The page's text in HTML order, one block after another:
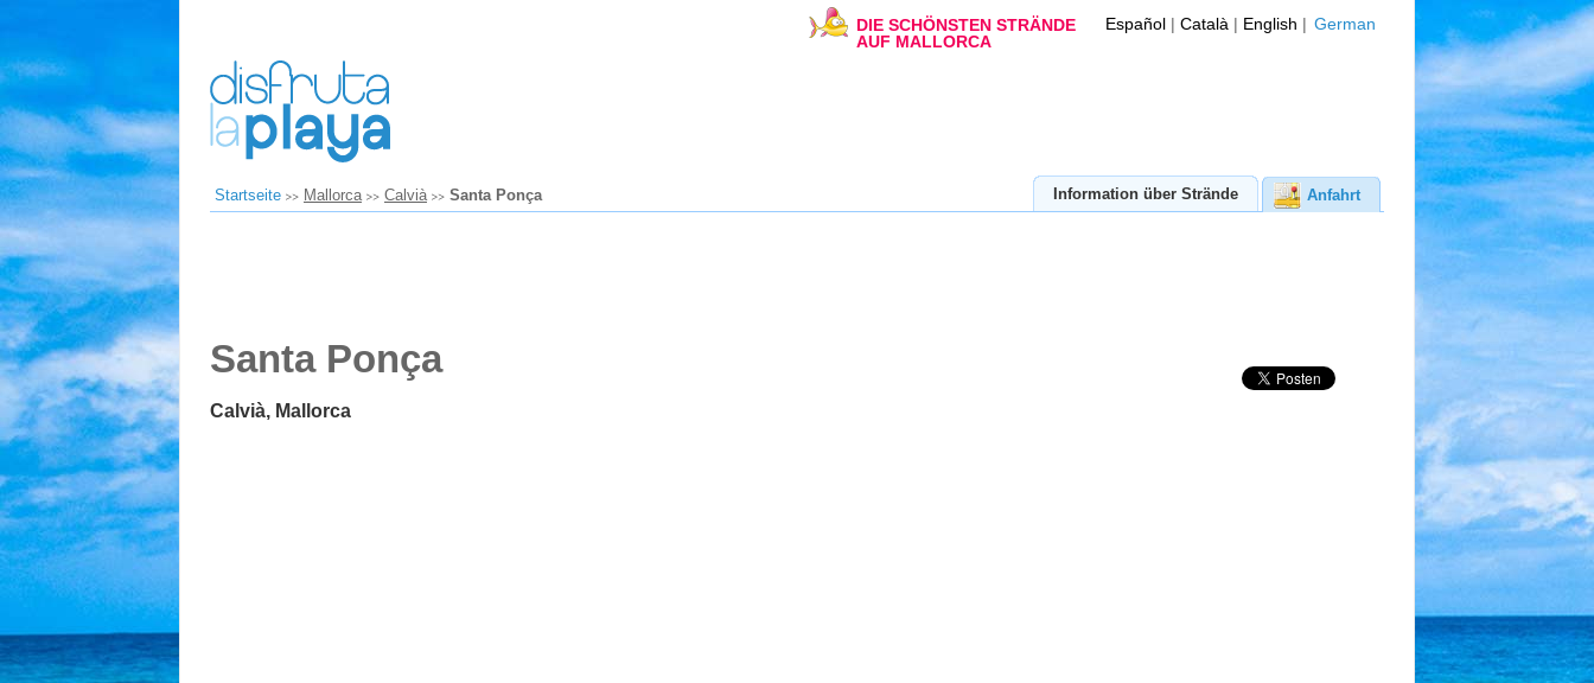
DIE SCHÖNSTEN STRÄNDE
AUF MALLORCA
Español Català English German
Startseite Mallorca Calvià Santa Ponça Information über Strände Anfahrt
Santa Ponça
Calvià, Mallorca